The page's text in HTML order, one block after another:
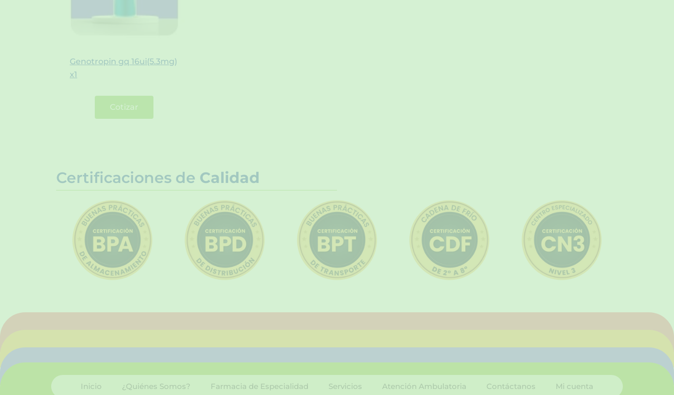
Genotropin gq 16ui(5.3mg)
x1
Cotizar
Certificaciones de Calidad
Inicio ¿Quiénes Somos? Farmacia de Especialidad Servicios Atención Ambulatoria Contáctanos Mi cuenta